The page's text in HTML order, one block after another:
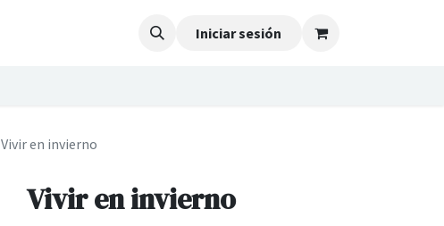
Iniciar sesión
Vivir en invierno
Vivir en invierno